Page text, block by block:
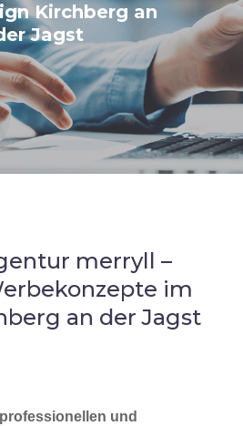
Kirchberg an
Jagst
merryll –
im
an der Jagst
und